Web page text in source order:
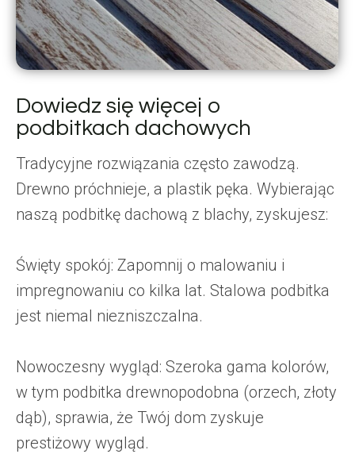
Dowiedz się więcej o
podbitkach dachowych
Tradycyjne rozwiązania często zawodzą.
Drewno próchnieje, a plastik pęka. Wybierając
naszą podbitkę dachową z blachy, zyskujesz:
Święty spokój: Zapomnij o malowaniu i
impregnowaniu co kilka lat. Stalowa podbitka
jest niemal niezniszczalna.
Nowoczesny wygląd: Szeroka gama kolorów,
w tym podbitka drewnopodobna (orzech, złoty
dąb), sprawia, że Twój dom zyskuje
prestiżowy wygląd.